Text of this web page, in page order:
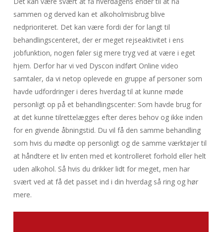
sammen og derved kan et alkoholmisbrug blive
nedprioriteret. Det kan være fordi der for langt til
behandlingscenteret, der er meget rejseaktivitet i ens
jobfunktion, nogen føler sig mere tryg ved at være i eget
hjem. Derfor har vi ved Dyscon indført Online video
samtaler, da vi netop oplevede en gruppe af personer som
havde udfordringer i deres hverdag til at kunne møde
personligt op på et behandlingscenter: Som havde brug for
at det kunne tilrettelægges efter deres behov og ikke inden
for en givende åbningstid. Du vil få den samme behandling
som hvis du mødte op personligt og de samme værktøjer til
at håndtere et liv enten med et kontrolleret forhold eller helt
uden alkohol. Så hvis du drikker lidt for meget, men har
svært ved at få det passet ind i din hverdag så ring og hør
mere.